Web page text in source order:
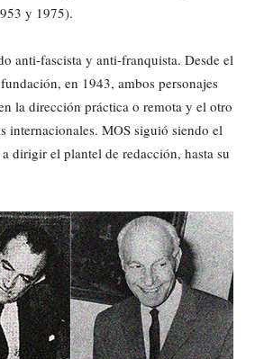
y 1975).
anti-fascista y anti-franquista. Desde el
en 1943, ambos personajes
la dirección práctica o remota y el otro
internacionales. MOS siguió siendo el
dirigir el plantel de redacción, hasta su